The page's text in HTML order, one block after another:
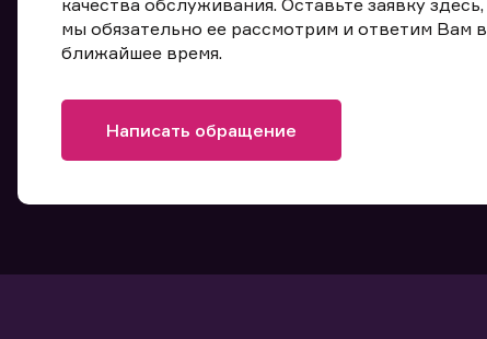
качества обслуживания. Оставьте заявку здесь,
мы обязательно ее рассмотрим и ответим Вам в
ближайшее время.
Написать обращение